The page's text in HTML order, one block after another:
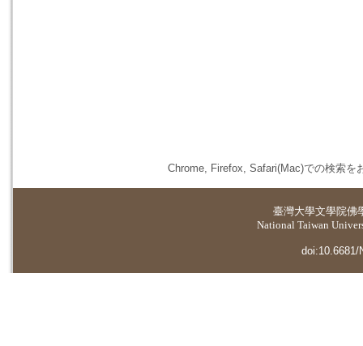
Chrome, Firefox, Safari(Mac)での検索を
臺灣大學文學院佛
National Taiwan
doi:10.6681/